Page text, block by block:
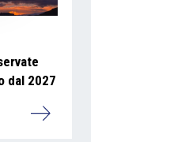
dal 2027